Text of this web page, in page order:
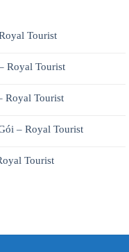
Tourist
Royal Tourist
Royal Tourist
– Royal Tourist
Tourist